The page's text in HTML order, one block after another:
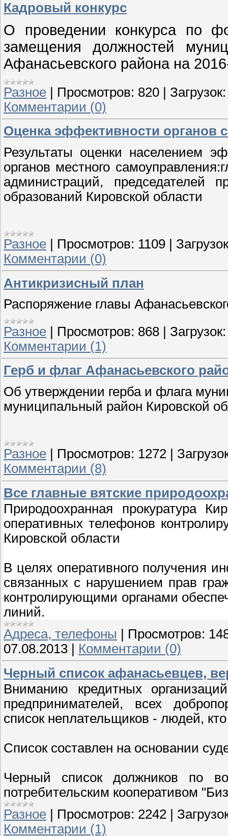
Кадровый конкурс
О проведении конкурса по
замещения должностей
Афанасьевского района на
Разное | Просмотров: 820 | Загрузок:
Комментарии (0)
Оценка эффективности органов
Результаты оценки населением
органов местного
администраций, председателей
образований Кировской
Разное Просмотров: 1109
Комментарии (0)
Антикризисный план
Распоряжение главы
Разное
Просмотров: 868
Загрузок:
Комментарии (1)
Герб и флаг Афанасьевского
Об утверждении герба и флага
муниципальный район Кировской
Разное Просмотров: 1272
Комментарии (8)
Все главные вятские
Природоохранная прокуратура
оперативных телефонов
Кировской области
В целях оперативного получения
связанных с нарушением прав
контролирующими органами
линий.
Адреса, телефоны
Просмотров:
07.08.2013
Комментарии (0)
Черный список афанасьевцев,
Вниманию кредитных
предпринимателей, всех
список неплательщиков - людей,
Список составлен на основании
Черный список должников по
потребительским кооперативом
Разное | Просмотров: 2242 |
Комментарии (1)